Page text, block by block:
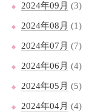
2024年09月 (3)
2024年08月 (1)
2024年07月 (7)
2024年06月 (4)
2024年05月 (5)
2024年04月 (4)